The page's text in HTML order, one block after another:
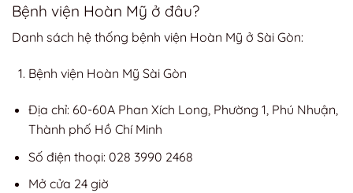
Bệnh viện Hoàn Mỹ ở đâu?
Danh sách hệ thống bệnh viện Hoàn Mỹ ở Sài Gòn:
Bệnh viện Hoàn Mỹ Sài Gòn
Địa chỉ: 60-60A Phan Xích Long, Phường 1, Phú Nhuận,
Thành phố Hồ Chí Minh
Số điện thoại: 028 3990 2468
Mở cửa 24 giờ